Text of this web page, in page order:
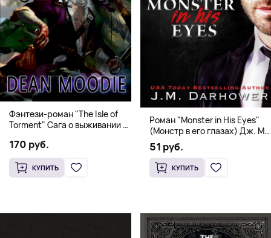
Фэнтези-роман "The Isle of
Torment" Сага о выживании и
170 руб.
КУПИТЬ
Роман "Monster in His Eyes"
(Монстр в его глазах) Дж. М.
Дарховер | Mafia Romance
18+
51 руб.
КУПИТЬ